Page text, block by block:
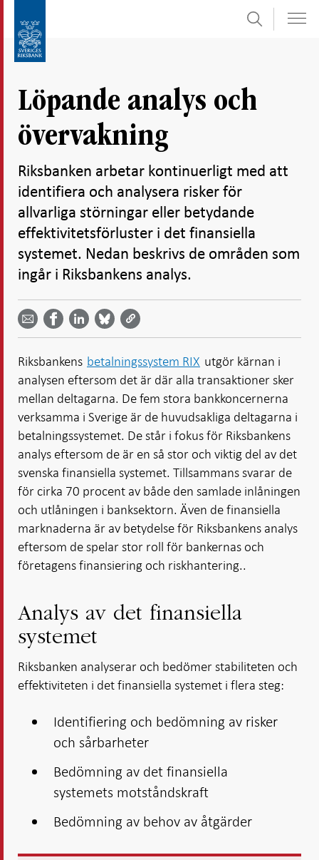
direkt
undersidor
Sök
Löpande analys och
övervakning
Riksbanken arbetar kontinuerligt med att
identifiera och analysera risker för
allvarliga störningar eller betydande
effektivitetsförluster i det finansiella
systemet. Nedan beskrivs de områden som
ingår i Riksbankens analys.
Dela
email -
Öppnas
i ny flik
Dela på
Facebook
- Öppnas
Dela på
LinkedIn
-
Öppnas
i ny flik
på
Bluesky
-
i ny flik
på
Twitter
-
i ny flik
Riksbankens betalningssystem RIX utgör kärnan i
analysen eftersom det är där alla transaktioner sker
mellan deltagarna. De fem stora bankkoncernerna
verksamma i Sverige är de huvudsakliga deltagarna i
betalningssystemet. De står i fokus för Riksbankens
analys eftersom de är en så stor och viktig del av det
svenska finansiella systemet. Tillsammans svarar de
för cirka 70 procent av både den samlade inlåningen
och utlåningen i banksektorn. Även de finansiella
marknaderna är av betydelse för Riksbankens analys
eftersom de spelar stor roll för bankernas och
företagens finansiering och riskhantering..
Analys av det finansiella
systemet
Riksbanken analyserar och bedömer stabiliteten och
effektiviteten i det finansiella systemet i flera steg:
Identifiering och bedömning av risker
och sårbarheter
Bedömning av det finansiella
systemets motståndskraft
Bedömning av behov av åtgärder